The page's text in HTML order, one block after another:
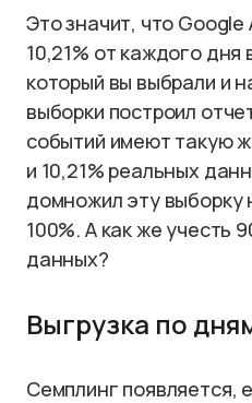
Это значит, что
10,21% от каждого дня
который вы выбрали и
выборки построил
событий имеют такую
и 10,21% реальных
домножил эту выборку
100%. А как же учесть
данных?
Выгрузка по
Семплинг появляется,